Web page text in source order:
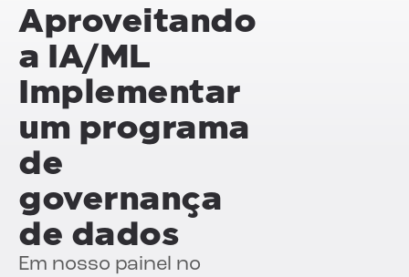
Aproveitando
a IA/ML
Implementar
um programa
de
governança
de dados
Em nosso painel no